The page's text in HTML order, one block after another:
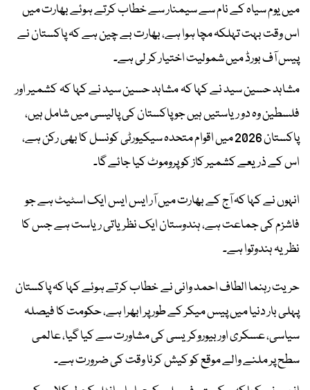
میں یوم سیاہ کے نام سے سیمنار سے خطاب کرتے ہوئے بھارت میں
اس وقت بہت تہلکہ مچا ہوا ہے، بھارت بے چین ہے کہ پاکستان نے
پیس آف بورڈ میں شمولیت اختیار کر لی ہے۔
مشاہد حسین سید نے کہا کہ مشاہد حسین سید نے کہا کہ کشمیر اور
فلسطین وہ دو ریاستیں ہیں جو پاکستان کی پالیسی میں شامل ہیں،
پاکستان 2026 میں اقوام متحدہ سیکیورٹی کونسل کا بھی رکن ہے،
اس کے ذریعے کشمیر کاز کو پروموٹ کیا جائے گا۔
انہوں نے کہا کہ آج کے بھارت میں آر ایس ایس ایک اسٹیٹ ہے جو
فاشزم کی جماعت ہے، ہندوستان ایک نظریاتی ریاست ہے جس کا
نظریہ ہندوتوا ہے۔
حریت رہنما الطاف احمد وانی نے خطاب کرتے ہوئے کہا کہ پاکستان
پہلی بار دنیا میں پیس میکر کے طور پر ابھرا ہے، حکومت کا فیصلہ
سیاسی، عسکری اور بیوروکریسی کی مشاورت سے کیا گیا، عالمی
سطح پر ملنے والے موقع کو کیش کرنا وقت کی ضرورت ہے۔